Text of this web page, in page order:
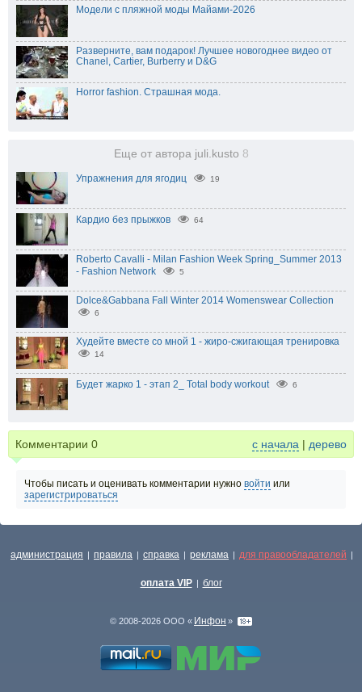
Модели с пляжной моды Майами-2026
Разверните, вам подарок! Лучшее новогоднее видео от
Chanel, Cartier, Burberry и D&G
Horror fashion. Страшная мода.
Еще от автора juli.kusto 8
Упражнения для ягодиц 19
Кардио без прыжков 64
Roberto Cavalli - Milan Fashion Week Spring_Summer 2013
- Fashion Network
5
Dolce&Gabbana Fall Winter 2014 Womenswear Collection
6
Худейте вместе со мной 1 - жиро-сжигающая тренировка
14
Будет жарко 1 - этап 2_ Total body workout 6
Комментарии 0 с начала | дерево
Чтобы писать и оценивать комментарии нужно войти или
зарегистрироваться
администрация | правила | справка | реклама | для правообладателей |
оплата VIP | блог
© 2008-2026 ООО « Инфон »